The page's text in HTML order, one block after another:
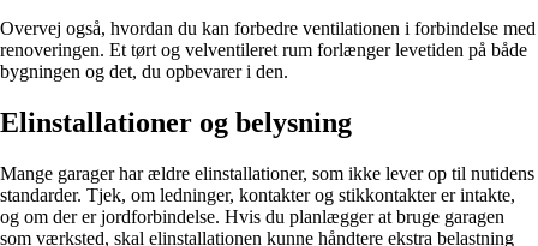
Overvej også, hvordan du kan forbedre ventilationen i forbindelse med
renoveringen. Et tørt og velventileret rum forlænger levetiden på både
bygningen og det, du opbevarer i den.
Elinstallationer og belysning
Mange garager har ældre elinstallationer, som ikke lever op til nutidens
standarder. Tjek, om ledninger, kontakter og stikkontakter er intakte,
og om der er jordforbindelse. Hvis du planlægger at bruge garagen
som værksted, skal elinstallationen kunne håndtere ekstra belastning